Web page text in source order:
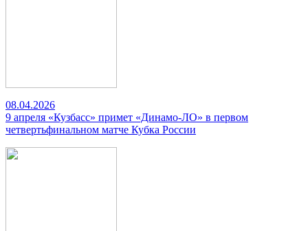
08.04.2026
9 апреля «Кузбасс» примет «Динамо-ЛО» в первом
четвертьфинальном матче Кубка России